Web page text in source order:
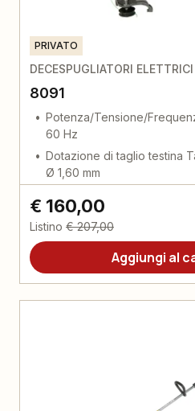
PRIVATO
DECESPUGLIATORI ELETTRICI
8091
Potenza/Tensione/
60 Hz
Dotazione di taglio testina
Ø 1,60 mm
€ 160,00
Listino € 207,00
Aggiungi al